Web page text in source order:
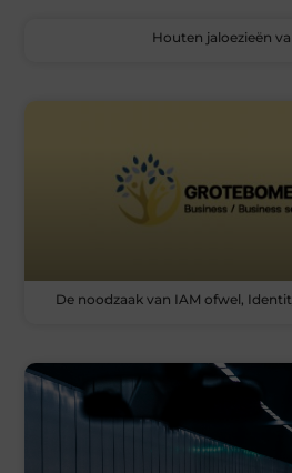
Houten jaloezieën
De noodzaak van IAM ofwel,